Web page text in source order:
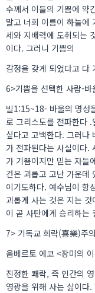
수께서 이들의 기쁨에 약
말고 너희 이름이 하늘에
세와 지배력에 도취되는
이다. 그러니 기쁨의
감정을 갖게 되었다고 다
6>기쁨을 선택한 사람-바
빌1:15~18- 바울의 명성
로 그리스도를 전파한다
싶다고 고백한다. 그러나
가 전파된다는 사실이다.
가 기쁨이지만 믿는 자들
건은 괴롭고 고난 가운데
이기도하다. 예수님이 항
괴롭게 사는 것은 지는
이 곧 사탄에게 승리하는
7> 기독교 희락(喜樂)주
움베르토 에코 <장미의
진정한 쾌락, 즉 인간의
영광을 위해 사는 삶이다